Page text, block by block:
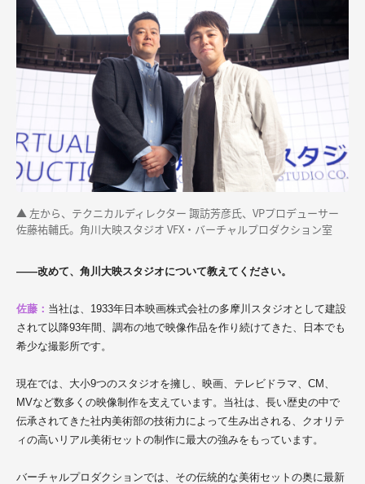
▲ 左から、テクニカルディレクター 諏訪芳彦氏、VPプロデューサー
佐藤祐輔氏。角川大映スタジオ VFX・バーチャルプロダクション室
——改めて、角川大映スタジオについて教えてください。
佐藤： 当社は、1933年日本映画株式会社の多摩川スタジオとして建設
されて以降93年間、調布の地で映像作品を作り続けてきた、日本でも
希少な撮影所です。
現在では、大小9つのスタジオを擁し、映画、テレビドラマ、CM、
MVなど数多くの映像制作を支えています。当社は、長い歴史の中で
伝承されてきた社内美術部の技術力によって生み出される、クオリテ
ィの高いリアル美術セットの制作に最大の強みをもっています。
バーチャルプロダクションでは、その伝統的な美術セットの奥に最新